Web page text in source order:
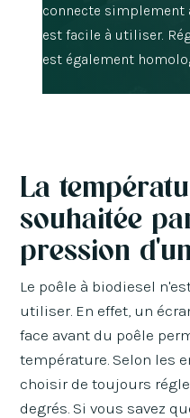
connecte
est facile à utiliser.
est également
La
souhaitée
pression
Le poêle à biodiesel
utiliser. En effet, un
face avant du poêle
température. Selon les
choisir de toujours
degrés. Si vous savez